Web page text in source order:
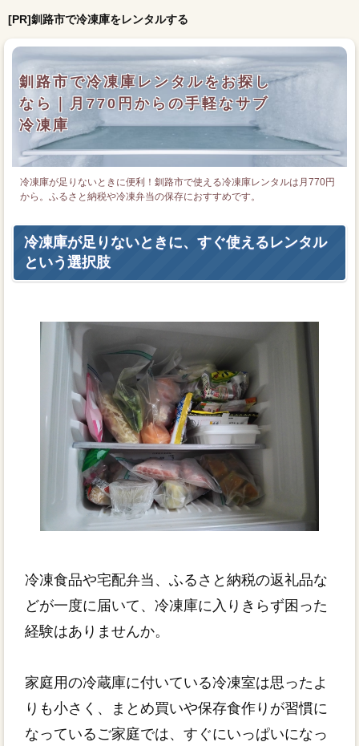
[PR]釧路市で冷凍庫をレンタルする
釧路市で冷凍庫レンタルをお探し
なら｜月770円からの手軽なサブ
冷凍庫
冷凍庫が足りないときに便利！釧路市で使える冷凍庫レンタルは月770円
から。ふるさと納税や冷凍弁当の保存におすすめです。
冷凍庫が足りないときに、すぐ使えるレンタル
という選択肢
冷凍食品や宅配弁当、ふるさと納税の返礼品な
どが一度に届いて、冷凍庫に入りきらず困った
経験はありませんか。
家庭用の冷蔵庫に付いている冷凍室は思ったよ
りも小さく、まとめ買いや保存食作りが習慣に
なっているご家庭では、すぐにいっぱいになっ